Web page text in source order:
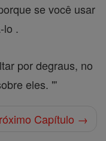
se você usar
lo .
por degraus, no
eles. "'
Capítulo →